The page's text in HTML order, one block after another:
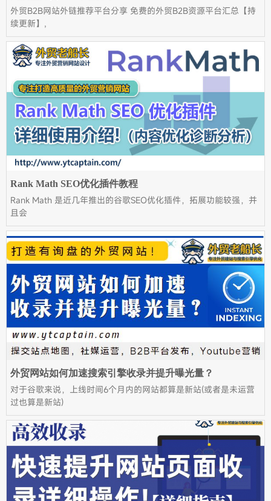
外贸B2B网站外链推荐平台分享 免费的外贸B2B资源平台汇总【持
续更新】,
Rank Math SEO优化插件教程
Rank Math 是近几年推出的谷歌SEO优化插件，拓展功能较强，并
且会
外贸网站如何加速搜索引擎收录并提升曝光量？
对于谷歌来说，上线时间6个月内的网站都算是新站(或者是未运营
过也算是新站)